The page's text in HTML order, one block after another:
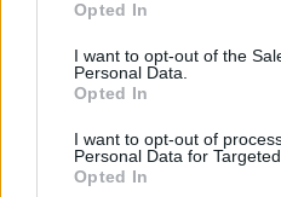
Opted In
I want to opt-out of the
Personal Data.
Opted In
I want to opt-out of
Personal Data for
Opted In
vari darīt, ir ticēt, ka tu
Ja vēl neesi par savu
ģimenes ārstu vai
palīdzību, taču šajā
Maz ticams, ka nomāktība